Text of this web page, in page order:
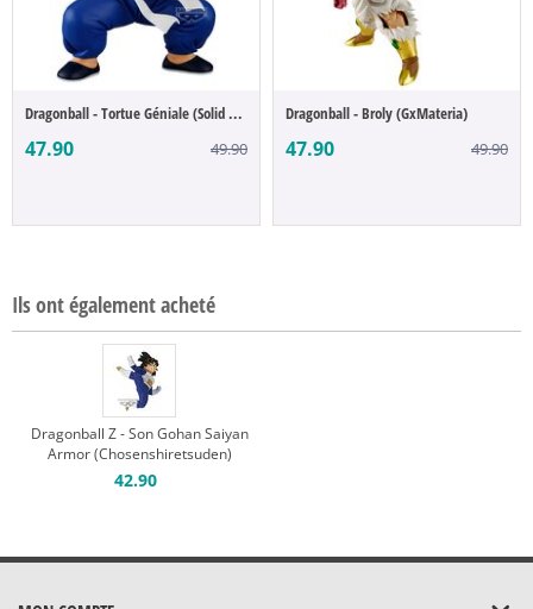
Dragonball - Tortue Géniale (Solid Edge W...
47.90 49.90
Dragonball - Broly (GxMateria)
47.90 49.90
Ils ont également acheté
Dragonball Z - Son Gohan Saiyan
Armor (Chosenshiretsuden)
42.90